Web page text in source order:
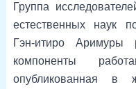
Группа
естественных наук
Гэн-итиро Аримуры
компоненты
опубликованная в